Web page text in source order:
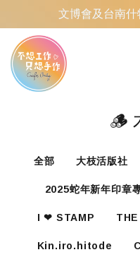
文博會及台南
🪵
全部 大枝活版社
2025蛇年新年印章
I ❤ STAMP
Kin.iro.hitode